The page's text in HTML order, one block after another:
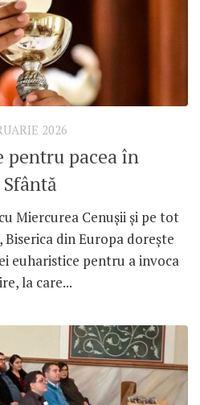
2026
pacea în
Miercurea Cenușii și pe tot
din Europa dorește
euharistice pentru a invoca
la care...